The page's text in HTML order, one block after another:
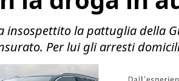
insospettito la pattuglia della
Per lui gli arresti